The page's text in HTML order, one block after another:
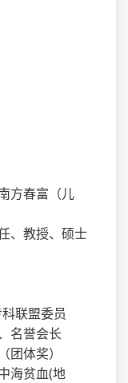
方春富（儿
、教授、硕士
联盟委员
名誉会长
团体奖）
海贫血(地